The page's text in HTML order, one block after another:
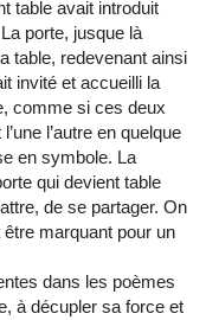
table avait introduit
porte, jusque là
table, redevenant ainsi
invité et accueilli la
comme si ces deux
l’autre en quelque
en symbole. La
qui devient table
de se partager. On
marquant pour un
dans les poèmes
à décupler sa force et